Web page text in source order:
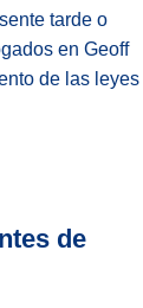
tarde o
en Geoff
de las leyes
de